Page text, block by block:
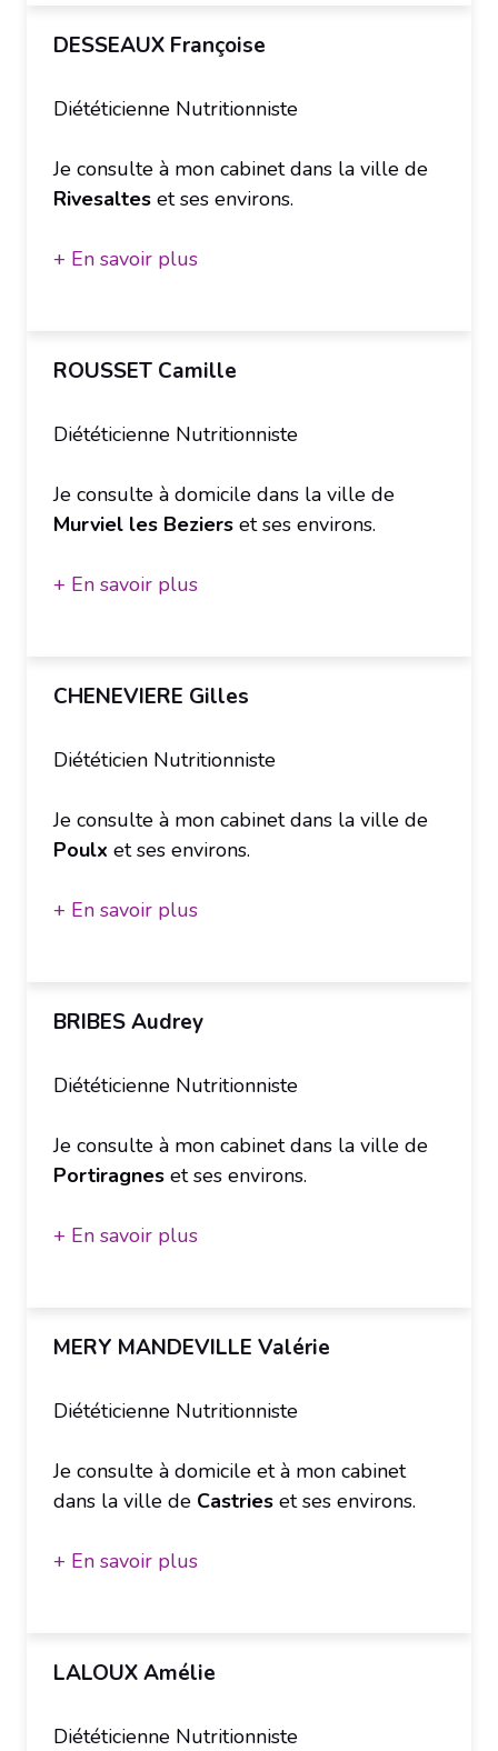
DESSEAUX Françoise
Diététicienne Nutritionniste
Je consulte à mon cabinet dans la ville de
Rivesaltes et ses environs.
+ En savoir plus
ROUSSET Camille
Diététicienne Nutritionniste
Je consulte à domicile dans la ville de
Murviel les Beziers et ses environs.
+ En savoir plus
CHENEVIERE Gilles
Diététicien Nutritionniste
Je consulte à mon cabinet dans la ville de
Poulx et ses environs.
+ En savoir plus
BRIBES Audrey
Diététicienne Nutritionniste
Je consulte à mon cabinet dans la ville de
Portiragnes et ses environs.
+ En savoir plus
MERY MANDEVILLE Valérie
Diététicienne Nutritionniste
Je consulte à domicile et à mon cabinet
dans la ville de Castries et ses environs.
+ En savoir plus
LALOUX Amélie
Diététicienne Nutritionniste